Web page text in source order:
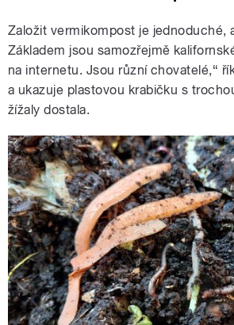
Založit vermikompost je jednoduché,
Základem jsou samozřejmě
na internetu. Jsou různí chovatelé,“
a ukazuje plastovou krabičku s
žížaly dostala.